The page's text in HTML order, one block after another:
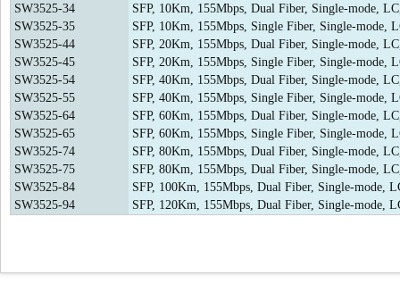
SW3525-34
SFP, 10Km, 155Mbps, Dual Fiber, Single-mode,
SW3525-35
SFP, 10Km, 155Mbps, Single Fiber, Single-mode,
SW3525-44
SFP, 20Km, 155Mbps, Dual Fiber, Single-mode,
SW3525-45
SFP, 20Km, 155Mbps, Single Fiber, Single-mode,
SW3525-54
SFP, 40Km, 155Mbps, Dual Fiber, Single-mode,
SW3525-55
SFP, 40Km, 155Mbps, Single Fiber, Single-mode,
SW3525-64
SFP, 60Km, 155Mbps, Dual Fiber, Single-mode,
SW3525-65
SFP, 60Km, 155Mbps, Single Fiber, Single-mode,
SW3525-74
SFP, 80Km, 155Mbps, Dual Fiber, Single-mode,
SW3525-75
SFP, 80Km, 155Mbps, Dual Fiber, Single-mode,
SW3525-84
SFP, 100Km, 155Mbps, Dual Fiber, Single-mode,
SW3525-94
SFP, 120Km, 155Mbps, Dual Fiber, Single-mode,